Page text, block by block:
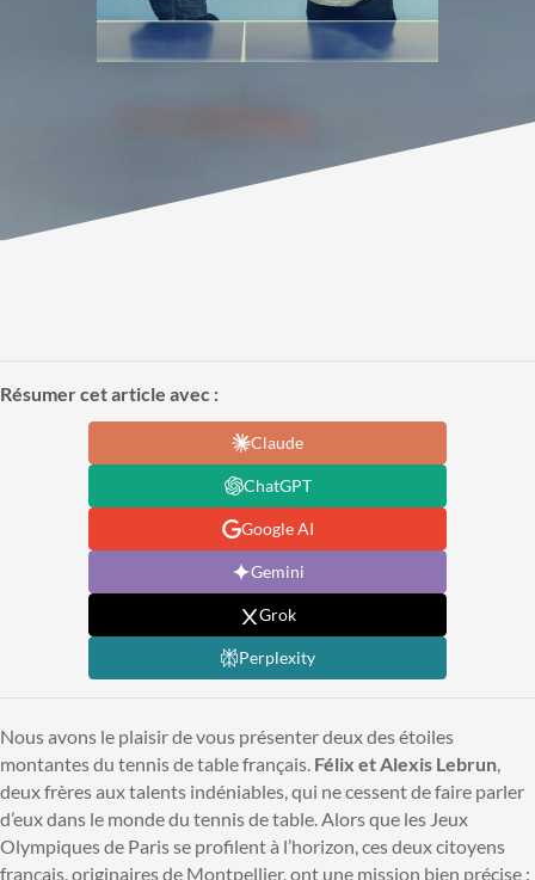
Résumer cet article avec :
Claude
ChatGPT
Google AI
Gemini
Grok
Perplexity
Nous avons le plaisir de vous présenter deux des étoiles
montantes du tennis de table français. Félix et Alexis Lebrun,
deux frères aux talents indéniables, qui ne cessent de faire parler
d’eux dans le monde du tennis de table. Alors que les Jeux
Olympiques de Paris se profilent à l’horizon, ces deux citoyens
français, originaires de Montpellier, ont une mission bien précise :